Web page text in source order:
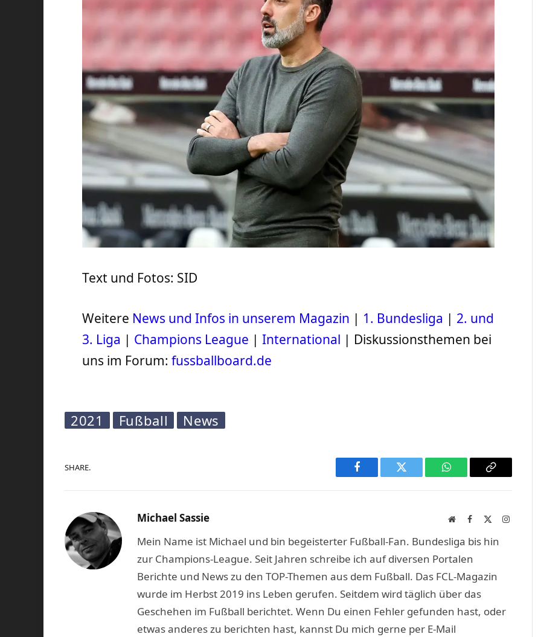
Text und Fotos: SID
Weitere News und Infos in unserem Magazin | 1. Bundesliga | 2. und
3. Liga | Champions League |International | Diskussionsthemen bei
uns im Forum:fussballboard.de
2021 Fußball News
SHARE.
Facebook Twitter WhatsAppCopy
Michael Sassie WebsiteFacebook
Mein Name ist Michael und bin begeisterter Fußball-Fan. Bundesliga bis hin
zur Champions-League. Seit Jahren schreibe ich auf diversen Portalen
Berichte und News zu den TOP-Themen aus dem Fußball. Das FCL-Magazin
wurde im Herbst 2019 ins Leben gerufen. Seitdem wird täglich über das
Geschehen im Fußball berichtet. Wenn Du einen Fehler gefunden hast, oder
etwas anderes zu berichten hast, kannst Du mich gerne per E-Mail